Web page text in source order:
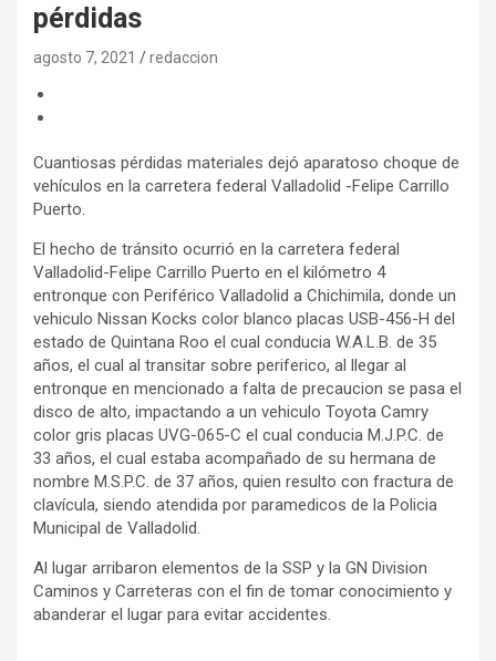
pérdidas
agosto 7, 2021 redaccion
Cuantiosas pérdidas materiales dejó aparatoso choque de
vehículos en la carretera federal Valladolid -Felipe Carrillo
Puerto.
El hecho de tránsito ocurrió en la carretera federal
Valladolid-Felipe Carrillo Puerto en el kilómetro 4
entronque con Periférico Valladolid a Chichimila, donde un
vehiculo Nissan Kocks color blanco placas USB-456-H del
estado de Quintana Roo el cual conducia W.A.L.B. de 35
años, el cual al transitar sobre periferico, al llegar al
entronque en mencionado a falta de precaucion se pasa el
disco de alto, impactando a un vehiculo Toyota Camry
color gris placas UVG-065-C el cual conducia M.J.P.C. de
33 años, el cual estaba acompañado de su hermana de
nombre M.S.P.C. de 37 años, quien resulto con fractura de
clavícula, siendo atendida por paramedicos de la Policia
Municipal de Valladolid.
Al lugar arribaron elementos de la SSP y la GN Division
Caminos y Carreteras con el fin de tomar conocimiento y
abanderar el lugar para evitar accidentes.